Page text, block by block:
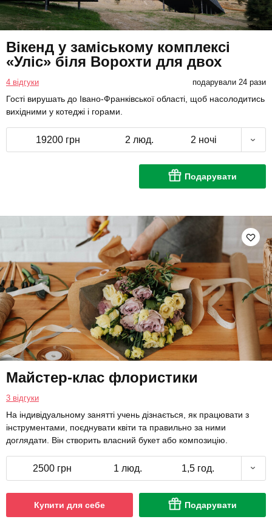
Вікенд у заміському комплексі
«Уліс» біля Ворохти для двох
4 відгуки подарували 24 рази
Гості вирушать до Івано-Франківської області, щоб насолодитись
вихідними у котеджі і горами.
19200 грн 2 люд. 2 ночі
Подарувати
Майстер-клас флористики
3 відгуки
На індивідуальному занятті учень дізнається, як працювати з
інструментами, поєднувати квіти та правильно за ними
доглядати. Він створить власний букет або композицію.
2500 грн 1 люд. 1,5 год.
Купити для себе Подарувати